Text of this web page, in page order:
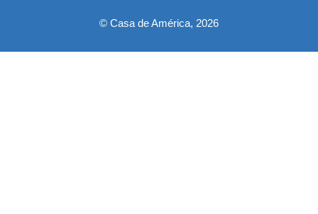
© Casa de América, 2026